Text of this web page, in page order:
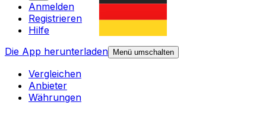
Anmelden
Registrieren
Hilfe
Die App herunterladen
Menü umschalten
Vergleichen
Anbieter
Währungen